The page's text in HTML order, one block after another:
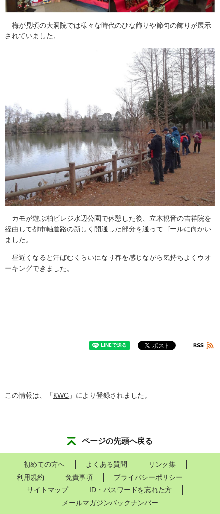
梅が見頃の大洞院では様々な時代のひな飾りや節句の飾りが展示
されていました。
カモが遊ぶ柏ビレジ水辺公園で休憩した後、立木観音の吉祥院を
経由して都市軸道路の新しく開通した部分を通ってゴールに向かい
ました。
昼近くなると汗ばむくらいになり春を感じながら気持ちよくウオ
ーキングできました。
この情報は、「KWC 」により登録されました。
ページの先頭へ戻る
初めての方へ よくある質問
リンク集
利用規約
免責事項
プライバシーポリシー
サイトマップ
ID・パスワードを忘れた方
メールマガジンバックナンバー